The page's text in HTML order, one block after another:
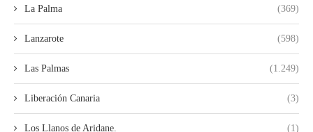
La Palma (369)
Lanzarote (598)
Las Palmas (1.249)
Liberación Canaria (3)
Los Llanos de Aridane. (1)